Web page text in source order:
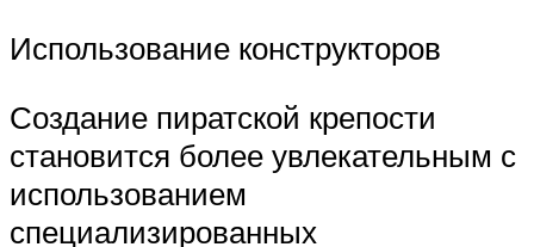
Использование конструкторов
Создание пиратской крепости
становится более увлекательным с
использованием
специализированных